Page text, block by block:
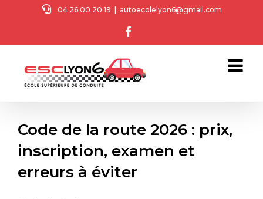
04 26 00 20 19 autoecolelyon6@gmail.com
Code de la route 2026 : prix,
inscription, examen et
erreurs à éviter